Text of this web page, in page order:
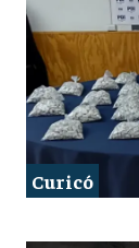
Curicó